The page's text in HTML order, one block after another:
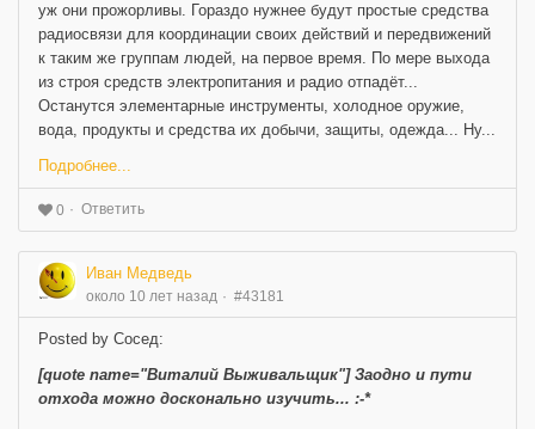
уж они прожорливы. Гораздо нужнее будут простые средства
радиосвязи для координации своих действий и передвижений
к таким же группам людей, на первое время. По мере выхода
из строя средств электропитания и радио отпадёт...
Останутся элементарные инструменты, холодное оружие,
вода, продукты и средства их добычи, защиты, одежда... Ну...
Подробнее...
0 Ответить
Иван Медведь
около 10 лет назад #43181
Posted by Сосед:
[quote name="Виталий Выживальщик"] Заодно и пути
отхода можно досконально изучить... :-*